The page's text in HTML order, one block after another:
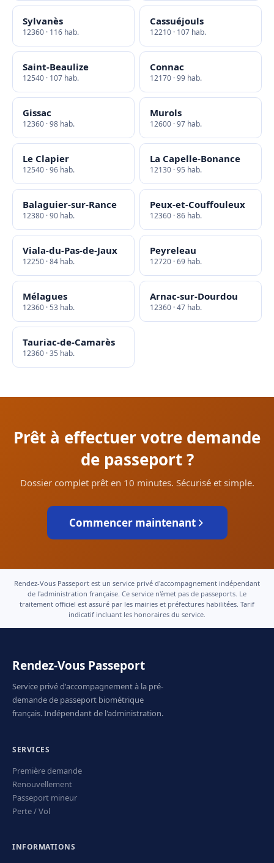
Sylvanès
12360 · 116 hab.
Cassuéjouls
12210 · 107 hab.
Saint-Beaulize
12540 · 107 hab.
Connac
12170 · 99 hab.
Gissac
12360 · 98 hab.
Murols
12600 · 97 hab.
Le Clapier
12540 · 96 hab.
La Capelle-Bonance
12130 · 95 hab.
Balaguier-sur-Rance
12380 · 90 hab.
Peux-et-Couffouleux
12360 · 86 hab.
Viala-du-Pas-de-Jaux
12250 · 84 hab.
Peyreleau
12720 · 69 hab.
Mélagues
12360 · 53 hab.
Arnac-sur-Dourdou
12360 · 47 hab.
Tauriac-de-Camarès
12360 · 35 hab.
Prêt à effectuer votre demande
de passeport ?
Dossier complet prêt en 10 minutes. Sécurisé et simple.
Commencer maintenant
Rendez-Vous Passeport est un service privé d'accompagnement indépendant
de l'administration française. Ce service n'émet pas de passeports. Le
traitement officiel est assuré par les mairies et préfectures habilitées. Tarif
indicatif incluant les honoraires du service.
Rendez-Vous Passeport
Service privé d'accompagnement à la pré-
demande de passeport biométrique
français. Indépendant de l'administration.
SERVICES
Première demande
Renouvellement
Passeport mineur
Perte / Vol
INFORMATIONS